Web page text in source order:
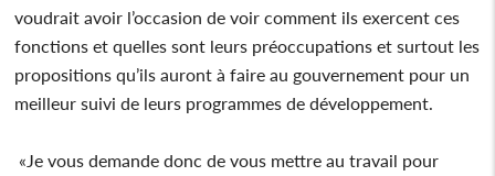
voudrait avoir l’occasion de voir comment ils exercent ces
fonctions et quelles sont leurs préoccupations et surtout les
propositions qu’ils auront à faire au gouvernement pour un
meilleur suivi de leurs programmes de développement.
«Je vous demande donc de vous mettre au travail pour